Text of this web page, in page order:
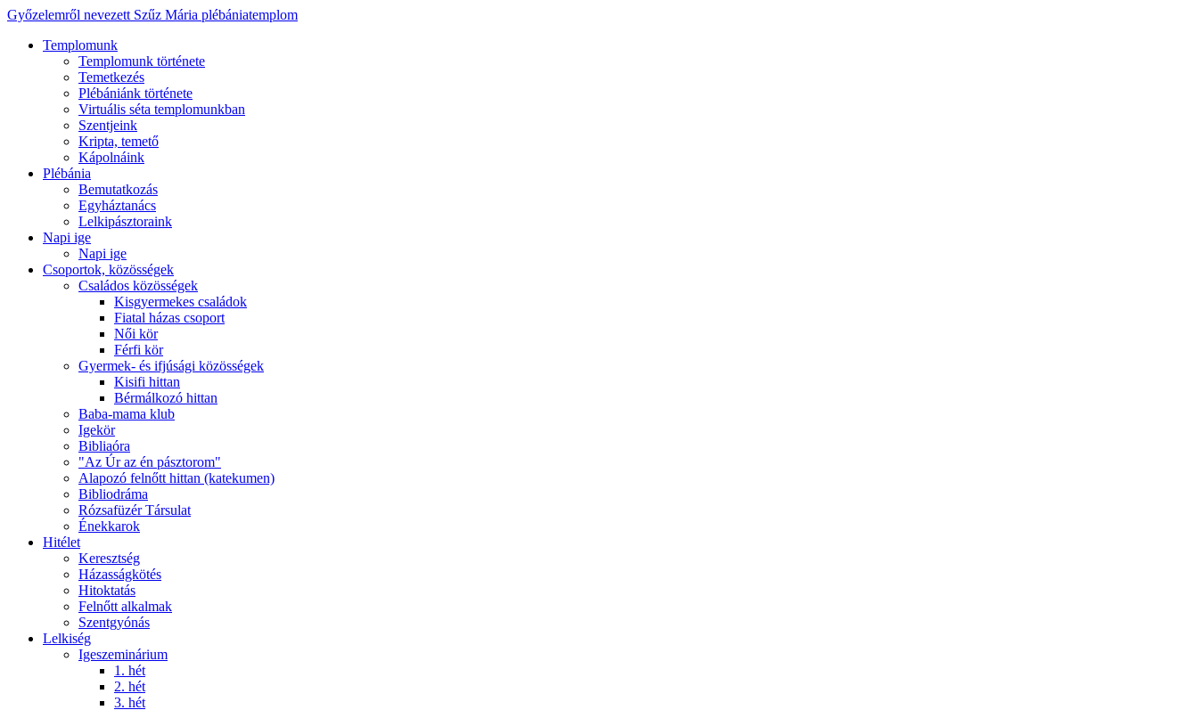
Győzelemről nevezett Szűz Mária plébániatemplom
Templomunk
Templomunk története
Temetkezés
Plébániánk története
Virtuális séta templomunkban
Szentjeink
Kripta, temető
Kápolnáink
Plébánia
Bemutatkozás
Egyháztanács
Lelkipásztoraink
Napi ige
Napi ige
Csoportok, közösségek
Családos közösségek
Kisgyermekes családok
Fiatal házas csoport
Női kör
Férfi kör
Gyermek- és ifjúsági közösségek
Kisifi hittan
Bérmálkozó hittan
Baba-mama klub
Igekör
Bibliaóra
"Az Úr az én pásztorom"
Alapozó felnőtt hittan (katekumen)
Bibliodráma
Rózsafüzér Társulat
Énekkarok
Hitélet
Keresztség
Házasságkötés
Hitoktatás
Felnőtt alkalmak
Szentgyónás
Lelkiség
Igeszeminárium
1. hét
2. hét
3. hét